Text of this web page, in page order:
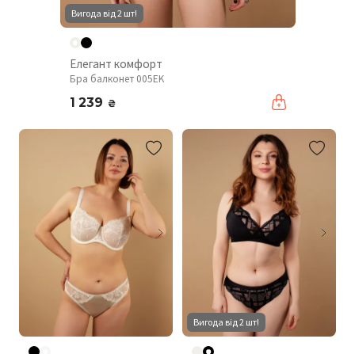
Вигода від 2 шт!
Елегант комфорт
Бра балконет 005EK
1 239 ₴
Вигода від 2 шт!